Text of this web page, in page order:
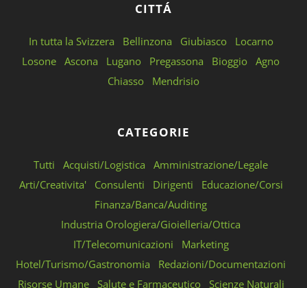
CITTÁ
In tutta la Svizzera Bellinzona Giubiasco
Locarno
Losone Ascona Lugano Pregassona Bioggio Agno
Chiasso
Mendrisio
CATEGORIE
Tutti Acquisti/Logistica
Amministrazione/Legale
Arti/Creativita'
Consulenti Dirigenti
Educazione/Corsi
Finanza/Banca/Auditing
Industria Orologiera/Gioielleria/Ottica
IT/Telecomunicazioni
Marketing
Hotel/Turismo/Gastronomia
Redazioni/Documentazioni
Risorse Umane
Salute e Farmaceutico Scienze Naturali